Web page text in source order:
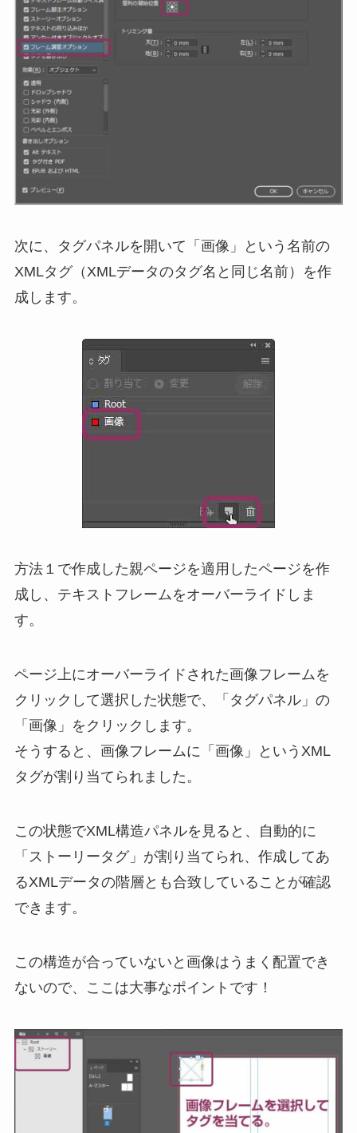
次に、タグパネルを開いて「画像」という名前の
XMLタグ（XMLデータのタグ名と同じ名前）を作
成します。
方法１で作成した親ページを適用したページを作
成し、テキストフレームをオーバーライドしま
す。
ページ上にオーバーライドされた画像フレームを
クリックして選択した状態で、「タグパネル」の
「画像」をクリックします。
そうすると、画像フレームに「画像」というXML
タグが割り当てられました。
この状態でXML構造パネルを見ると、自動的に
「ストーリータグ」が割り当てられ、作成してあ
るXMLデータの階層とも合致していることが確認
できます。
この構造が合っていないと画像はうまく配置でき
ないので、ここは大事なポイントです！